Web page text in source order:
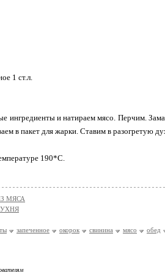
1 ст.л.
ингредиенты и натираем мясо. Перчим.
в пакет для жарки. Ставим в разогретую
190*С.
МЯСА
запеченное окорок свинина мясо обед